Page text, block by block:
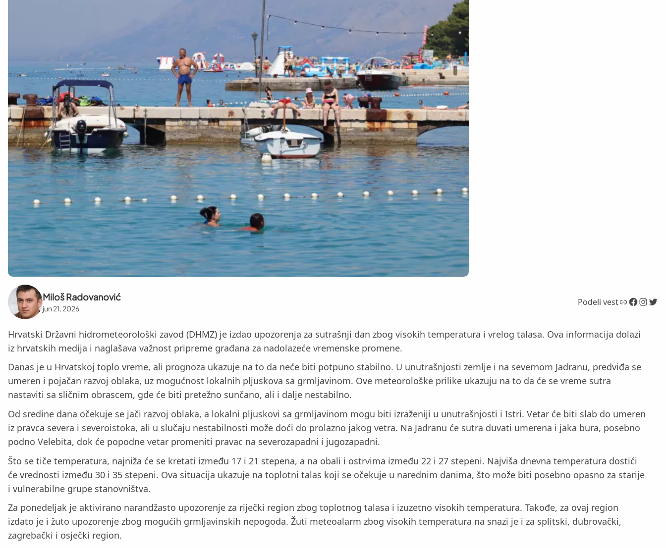
Miloš Radovanović
jun 21, 2026
Podeli vestLink Facebook InstagramTwitter
Hrvatski Državni hidrometeorološki zavod (DHMZ) je izdao upozorenja za sutrašnji dan zbog visokih temperatura i vrelog talasa. Ova informacija dolazi
iz hrvatskih medija i naglašava važnost pripreme građana za nadolazeće vremenske promene.
Danas je u Hrvatskoj toplo vreme, ali prognoza ukazuje na to da neće biti potpuno stabilno. U unutrašnjosti zemlje i na severnom Jadranu, predviđa se
umeren i pojačan razvoj oblaka, uz mogućnost lokalnih pljuskova sa grmljavinom. Ove meteorološke prilike ukazuju na to da će se vreme sutra
nastaviti sa sličnim obrascem, gde će biti pretežno sunčano, ali i dalje nestabilno.
Od sredine dana očekuje se jači razvoj oblaka, a lokalni pljuskovi sa grmljavinom mogu biti izraženiji u unutrašnjosti i Istri. Vetar će biti slab do umeren
iz pravca severa i severoistoka, ali u slučaju nestabilnosti može doći do prolazno jakog vetra. Na Jadranu će sutra duvati umerena i jaka bura, posebno
podno Velebita, dok će popodne vetar promeniti pravac na severozapadni i jugozapadni.
Što se tiče temperatura, najniža će se kretati između 17 i 21 stepena, a na obali i ostrvima između 22 i 27 stepeni. Najviša dnevna temperatura dostići
će vrednosti između 30 i 35 stepeni. Ova situacija ukazuje na toplotni talas koji se očekuje u narednim danima, što može biti posebno opasno za starije
i vulnerabilne grupe stanovništva.
Za ponedeljak je aktivirano narandžasto upozorenje za riječki region zbog toplotnog talasa i izuzetno visokih temperatura. Takođe, za ovaj region
izdato je i žuto upozorenje zbog mogućih grmljavinskih nepogoda. Žuti meteoalarm zbog visokih temperatura na snazi je i za splitski, dubrovački,
zagrebački i osječki region.